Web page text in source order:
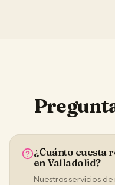
¿Cuánto cuesta
en Valladolid?
Nuestros servicios